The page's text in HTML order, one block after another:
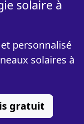
solaire à
personnalisé
solaires à
gratuit